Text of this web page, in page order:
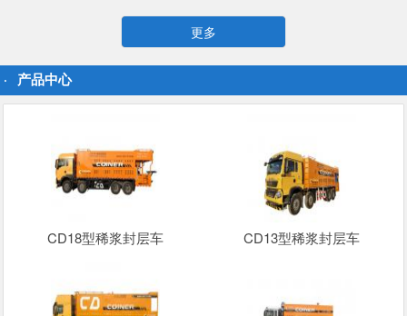
更多
产品中心
CD18型稀浆封层车 CD13型稀浆封层车